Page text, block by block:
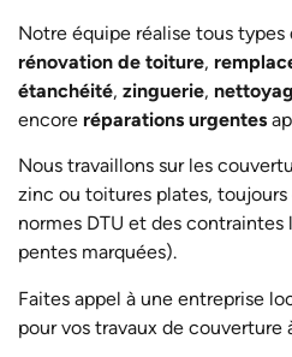
Notre équipe réalise tous types
rénovation de toiture,
étanchéité, zinguerie,
encore réparations urgentes
Nous travaillons sur les
zinc ou toitures plates, toujours
normes DTU et des
pentes marquées).
Faites appel à une entreprise
pour vos travaux de couverture